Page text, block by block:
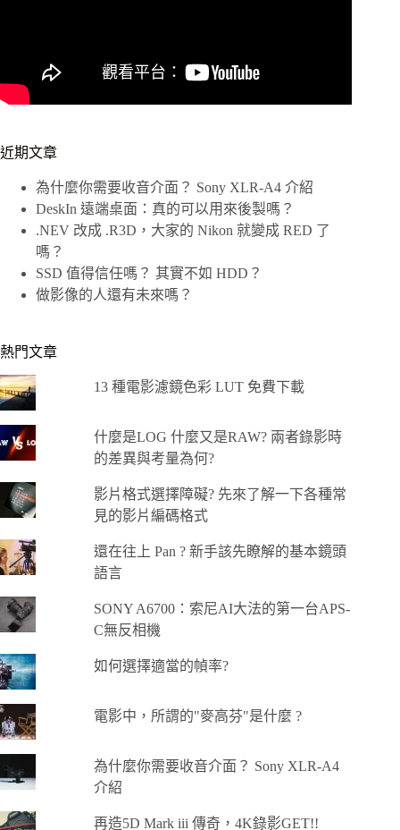
近期文章
為什麼你需要收音介面？ Sony XLR-A4 介紹
DeskIn 遠端桌面：真的可以用來後製嗎？
.NEV 改成 .R3D，大家的 Nikon 就變成 RED 了
嗎？
SSD 值得信任嗎？ 其實不如 HDD？
做影像的人還有未來嗎？
熱門文章
13 種電影濾鏡色彩 LUT 免費下載
什麼是LOG 什麼又是RAW? 兩者錄影時
的差異與考量為何?
影片格式選擇障礙? 先來了解一下各種常
見的影片編碼格式
還在往上 Pan ? 新手該先瞭解的基本鏡頭
語言
SONY A6700：索尼AI大法的第一台APS-
C無反相機
如何選擇適當的幀率?
電影中，所謂的"麥高芬"是什麼 ?
為什麼你需要收音介面？ Sony XLR-A4
介紹
再造5D Mark iii 傳奇，4K錄影GET!!